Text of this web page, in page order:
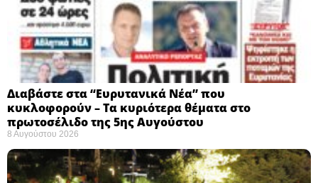
Διαβάστε στα “Ευρυτανικά Νέα” που
κυκλοφορούν – Τα κυριότερα θέματα στο
πρωτοσέλιδο της 5ης Αυγούστου
8 Αυγούστου 2026